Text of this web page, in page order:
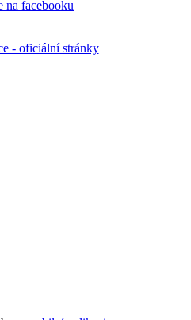
- oficiální stránky